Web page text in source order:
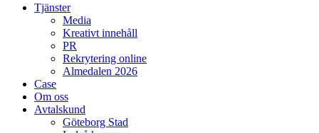
Tjänster
Media
Kreativt innehåll
PR
Rekrytering online
Almedalen 2026
Case
Om oss
Avtalskund
Göteborg Stad